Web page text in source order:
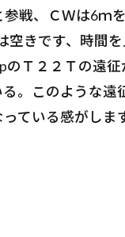
戦、ＣＷは6ｍ
きです、時間
のＴ２２Ｔの遠
。このような遠
ている感がします